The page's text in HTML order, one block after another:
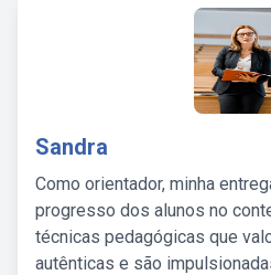
Sandra
Como orientador, minha
progresso dos alunos no
técnicas pedagógicas que
autênticas e são